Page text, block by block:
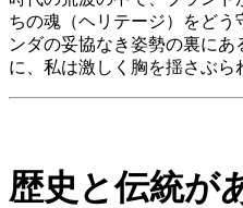
ちの魂（ヘリテージ）をど
ンダの妥協なき姿勢の裏にあ
に、私は激しく胸を揺さぶら
歴史と伝統が